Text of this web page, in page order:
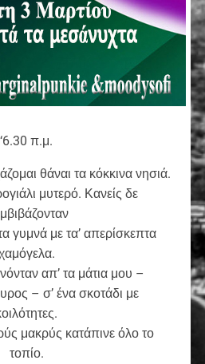
‘6.30 π.μ.
θάναι τα κόκκινα νησιά.
μυτερό. Κανείς δε
γυμνά με τα’ απερίσκεπτα
απ’ τα μάτια μου –
– σ’ ένα σκοτάδι με
μακρύς κατάπινε όλο το
τοπίο.